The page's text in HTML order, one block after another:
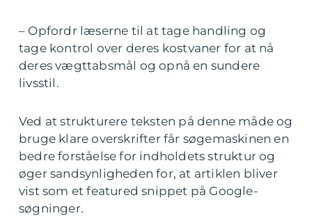
– Opfordr læserne til at tage handling og
tage kontrol over deres kostvaner for at nå
deres vægttabsmål og opnå en sundere
livsstil.
Ved at strukturere teksten på denne måde og
bruge klare overskrifter får søgemaskinen en
bedre forståelse for indholdets struktur og
øger sandsynligheden for, at artiklen bliver
vist som et featured snippet på Google-
søgninger.